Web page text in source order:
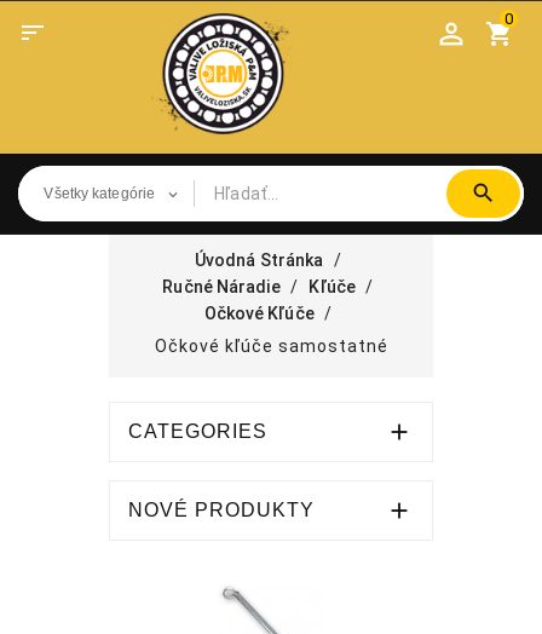
 shopping_cart
0
Úvodná Stránka
Ručné Náradie
Kľúče
Očkové Kľúče
Očkové kľúče samostatné
CATEGORIES 
NOVÉ PRODUKTY 